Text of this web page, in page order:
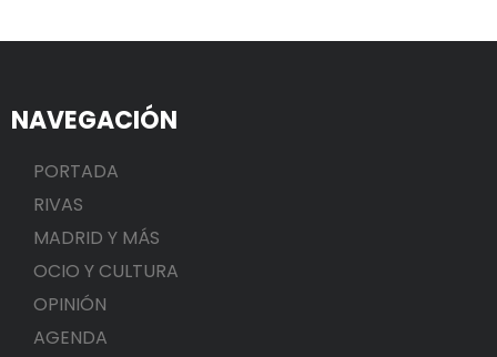
NAVEGACIÓN
PORTADA
RIVAS
MADRID Y MÁS
OCIO Y CULTURA
OPINIÓN
AGENDA